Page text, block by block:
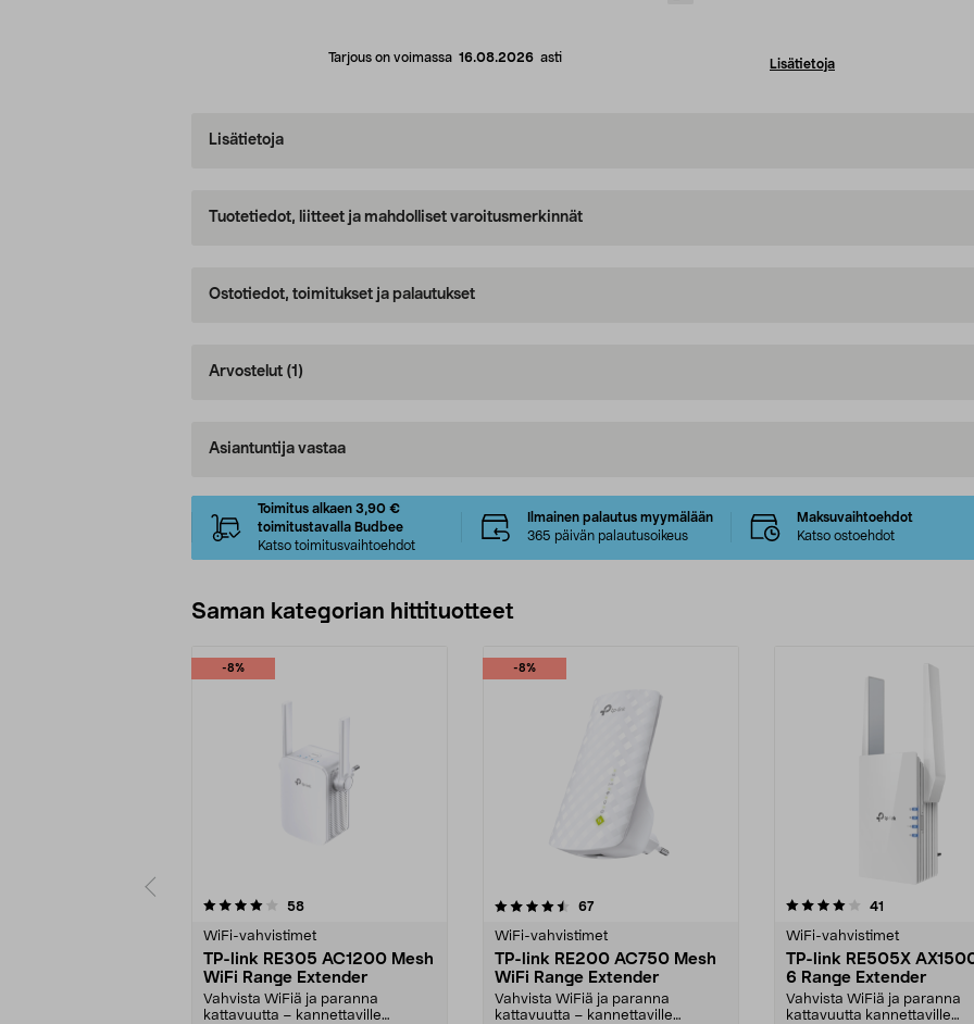
Tarjous on voimassa 16.08.2026asti Lisätietoja
Lisätietoja
Tuotetiedot, liitteet ja mahdolliset varoitusmerkinnät
Ostotiedot, toimitukset ja palautukset
Arvostelut (1)
Asiantuntija vastaa
Toimitus alkaen 3,90 €
toimitustavalla Budbee
Katso toimitusvaihtoehdot
Ilmainen palautus myymälään
365 päivän palautusoikeus
Maksuvaihtoehdot
Katso ostoehdot
Saman kategorian hittituotteet
-8%
58arvostelut
WiFi-vahvistimet
TP-link RE305 AC1200 Mesh
WiFi Range Extender
Vahvista WiFiä ja paranna
kattavuutta – kannettaville
-8%
4.5 viidestä
67arvostelut
WiFi-vahvistimet
TP-link RE200 AC750 Mesh
WiFi Range Extender
Vahvista WiFiä ja paranna
kattavuutta – kannettaville
4.0 viidestä
41
WiFi-vahvistimet
TP-link RE505X
6 Range Extender
Vahvista WiFiä ja paranna
kattavuutta kannettaville
3.0 viidestä